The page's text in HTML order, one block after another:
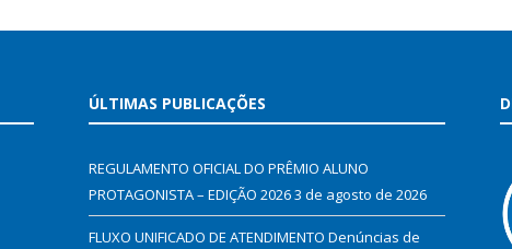
ÚLTIMAS PUBLICAÇÕES
REGULAMENTO OFICIAL DO PRÊMIO ALUNO
PROTAGONISTA – EDIÇÃO 20263 de agosto de 2026
FLUXO UNIFICADO DE ATENDIMENTO Denúncias de